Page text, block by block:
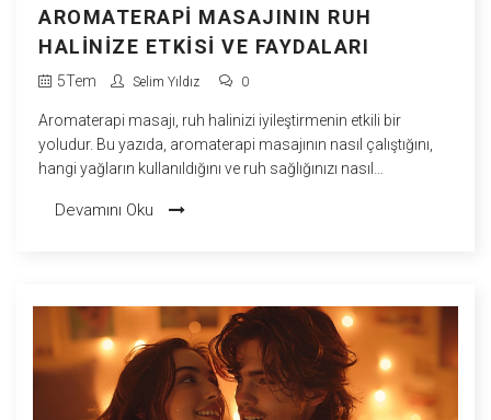
AROMATERAPI MASAJININ RUH
HALINIZE ETKISI VE FAYDALARI
5Tem Selim Yıldız 0
Aromaterapi masajı, ruh halinizi iyileştirmenin etkili bir
yoludur. Bu yazıda, aromaterapi masajının nasıl çalıştığını,
hangi yağların kullanıldığını ve ruh sağlığınızı nasıl
evinizde basit adımlarla aromaterapi masajı yapmayı
Devamını Oku